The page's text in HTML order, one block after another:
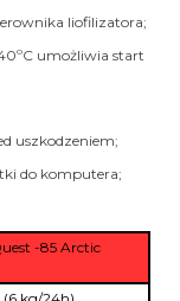
liofilizatora;
umożliwia start
uszkodzeniem;
do komputera;
-85 Arctic